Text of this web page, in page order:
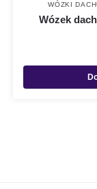
WÓZKI
Wózek